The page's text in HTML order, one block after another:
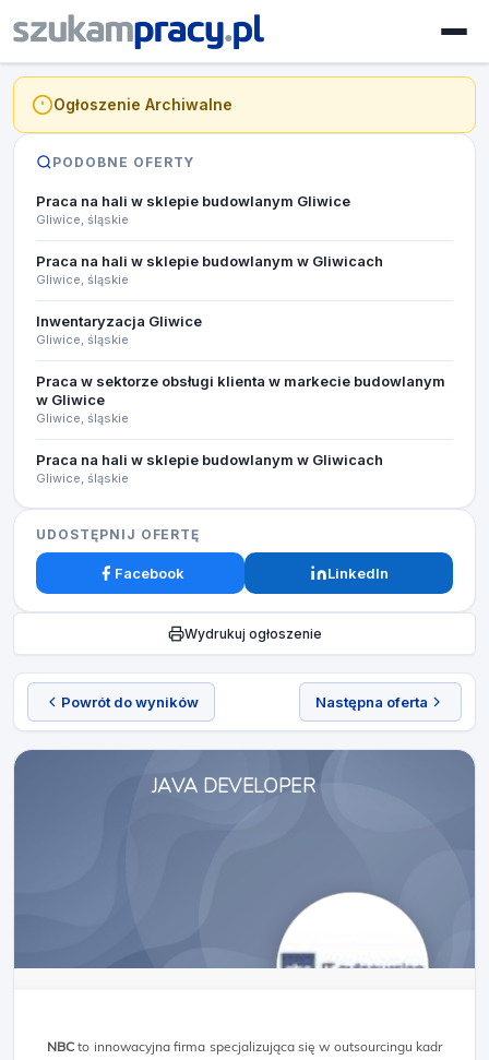
Powrót do wyników Następna oferta
JAVA DEVELOPER
NBC to innowacyjna firma specjalizująca się w outsourcingu kadr
Ogłoszenie Archiwalne
PODOBNE OFERTY
Praca na hali w sklepie budowlanym Gliwice
Gliwice, śląskie
Praca na hali w sklepie budowlanym w Gliwicach
Gliwice, śląskie
Inwentaryzacja Gliwice
Gliwice, śląskie
Praca w sektorze obsługi klienta w markecie budowlanym
w Gliwice
Gliwice, śląskie
Praca na hali w sklepie budowlanym w Gliwicach
Gliwice, śląskie
UDOSTĘPNIJ OFERTĘ
Facebook LinkedIn
Wydrukuj ogłoszenie